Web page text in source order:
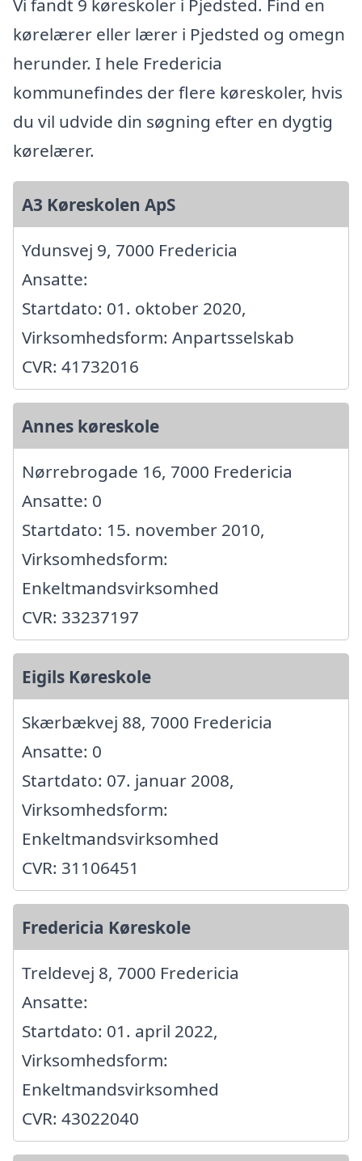
kørelærer eller lærer i Pjedsted og omegn
herunder. I hele Fredericia
kommunefindes der flere køreskoler, hvis
du vil udvide din søgning efter en dygtig
kørelærer.
A3 Køreskolen ApS
Ydunsvej 9, 7000 Fredericia
Ansatte:
Startdato: 01. oktober 2020,
Virksomhedsform: Anpartsselskab
CVR: 41732016
Annes køreskole
Nørrebrogade 16, 7000 Fredericia
Ansatte: 0
Startdato: 15. november 2010,
Virksomhedsform:
Enkeltmandsvirksomhed
CVR: 33237197
Eigils Køreskole
Skærbækvej 88, 7000 Fredericia
Ansatte: 0
Startdato: 07. januar 2008,
Virksomhedsform:
Enkeltmandsvirksomhed
CVR: 31106451
Fredericia Køreskole
Treldevej 8, 7000 Fredericia
Ansatte:
Startdato: 01. april 2022,
Virksomhedsform:
Enkeltmandsvirksomhed
CVR: 43022040